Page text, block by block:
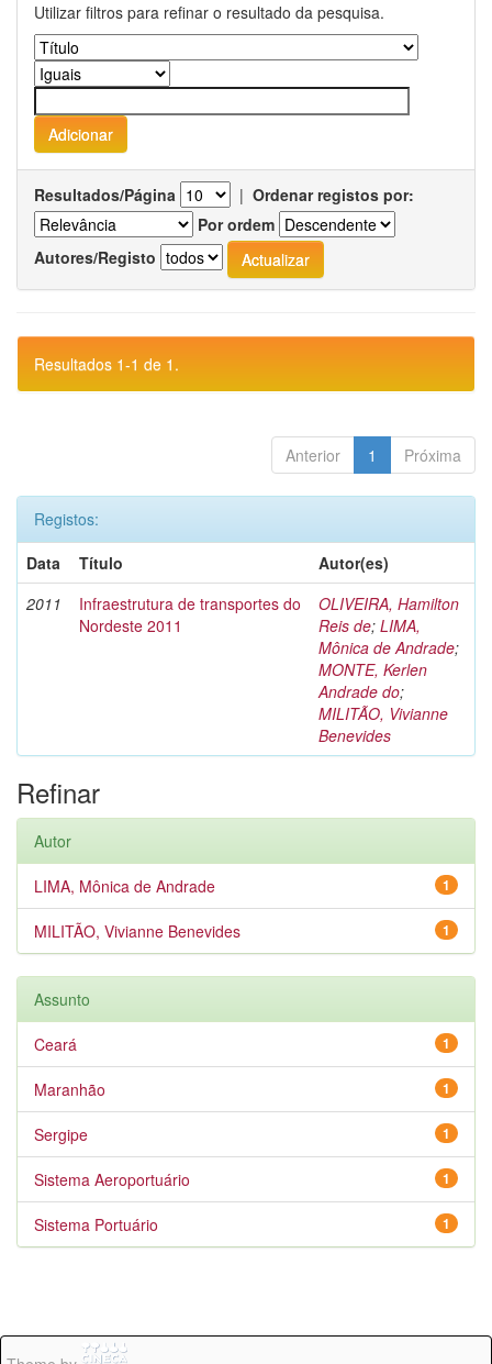
Utilizar filtros para refinar o resultado da pesquisa.
Resultados/Página | Ordenar registos por:
Por ordem
Autores/Registo
Resultados 1-1 de 1.
Anterior 1 Próxima
Registos:
Data
Título
Autor(es)
2011
Infraestrutura de transportes do
Nordeste 2011
OLIVEIRA, Hamilton
Reis de; LIMA,
Mônica de Andrade;
MONTE, Kerlen
Andrade do;
MILITÃO, Vivianne
Benevides
Refinar
Autor
1
LIMA, Mônica de Andrade
1
MILITÃO, Vivianne Benevides
Assunto
1
Ceará
1
Maranhão
1
Sergipe
1
Sistema Aeroportuário
1
Sistema Portuário